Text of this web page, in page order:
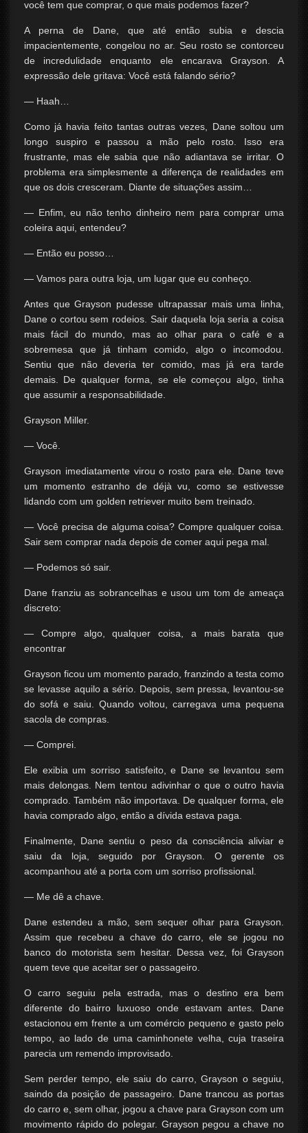
você tem que comprar, o que mais podemos fazer?
A perna de Dane, que até então subia e descia
impacientemente, congelou no ar. Seu rosto se contorceu
de incredulidade enquanto ele encarava Grayson. A
expressão dele gritava: Você está falando sério?
— Haah…
Como já havia feito tantas outras vezes, Dane soltou um
longo suspiro e passou a mão pelo rosto. Isso era
frustrante, mas ele sabia que não adiantava se irritar. O
problema era simplesmente a diferença de realidades em
que os dois cresceram. Diante de situações assim…
— Enfim, eu não tenho dinheiro nem para comprar uma
coleira aqui, entendeu?
— Então eu posso…
— Vamos para outra loja, um lugar que eu conheço.
Antes que Grayson pudesse ultrapassar mais uma linha,
Dane o cortou sem rodeios. Sair daquela loja seria a coisa
mais fácil do mundo, mas ao olhar para o café e a
sobremesa que já tinham comido, algo o incomodou.
Sentiu que não deveria ter comido, mas já era tarde
demais. De qualquer forma, se ele começou algo, tinha
que assumir a responsabilidade.
Grayson Miller.
— Você.
Grayson imediatamente virou o rosto para ele. Dane teve
um momento estranho de déjà vu, como se estivesse
lidando com um golden retriever muito bem treinado.
— Você precisa de alguma coisa? Compre qualquer coisa.
Sair sem comprar nada depois de comer aqui pega mal.
— Podemos só sair.
Dane franziu as sobrancelhas e usou um tom de ameaça
discreto:
— Compre algo, qualquer coisa, a mais barata que
encontrar
Grayson ficou um momento parado, franzindo a testa como
se levasse aquilo a sério. Depois, sem pressa, levantou-se
do sofá e saiu. Quando voltou, carregava uma pequena
sacola de compras.
— Comprei.
Ele exibia um sorriso satisfeito, e Dane se levantou sem
mais delongas. Nem tentou adivinhar o que o outro havia
comprado. Também não importava. De qualquer forma, ele
havia comprado algo, então a dívida estava paga.
Finalmente, Dane sentiu o peso da consciência aliviar e
saiu da loja, seguido por Grayson. O gerente os
acompanhou até a porta com um sorriso profissional.
— Me dê a chave.
Dane estendeu a mão, sem sequer olhar para Grayson.
Assim que recebeu a chave do carro, ele se jogou no
banco do motorista sem hesitar. Dessa vez, foi Grayson
quem teve que aceitar ser o passageiro.
O carro seguiu pela estrada, mas o destino era bem
diferente do bairro luxuoso onde estavam antes. Dane
estacionou em frente a um comércio pequeno e gasto pelo
tempo, ao lado de uma caminhonete velha, cuja traseira
parecia um remendo improvisado.
Sem perder tempo, ele saiu do carro, Grayson o seguiu,
saindo da posição de passageiro. Dane trancou as portas
do carro e, sem olhar, jogou a chave para Grayson com um
movimento rápido do polegar. Grayson pegou a chave no